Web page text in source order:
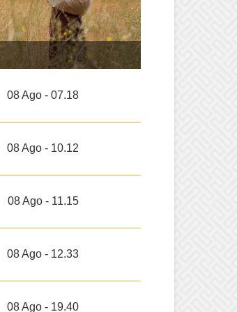
08 Ago - 07.18
08 Ago - 10.12
08 Ago - 11.15
08 Ago - 12.33
08 Ago - 19.40